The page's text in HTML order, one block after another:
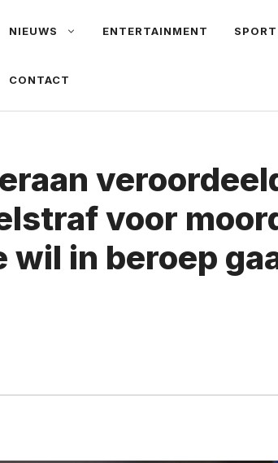
NIEUWS ENTERTAINMENT SPORT
CONTACT
voor
wil in beroep